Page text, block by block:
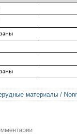
материалы /